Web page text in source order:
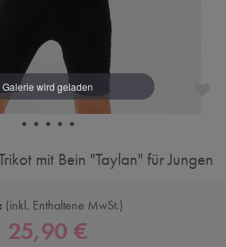
mit Bein "Taylan" für Jungen
inkl. Enthaltene MwSt.
25,90 €